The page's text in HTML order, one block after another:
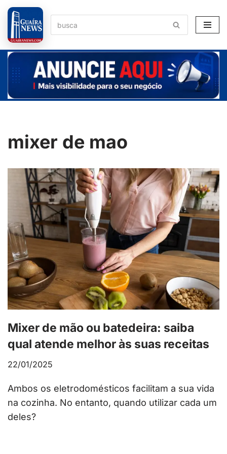
Pular
para
o
conteúdo
mixer de mao
Mixer de mão ou batedeira: saiba
qual atende melhor às suas receitas
22/01/2025
Ambos os eletrodomésticos facilitam a sua vida
na cozinha. No entanto, quando utilizar cada um
deles?